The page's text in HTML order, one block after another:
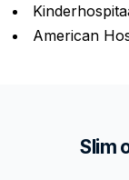
American
Slim